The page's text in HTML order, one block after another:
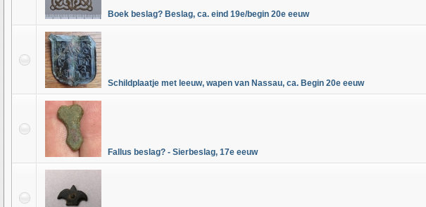
Boek beslag? Beslag, ca. eind 19e/begin 20e eeuw
Schildplaatje met leeuw, wapen van Nassau, ca. Begin 20e eeuw
Fallus beslag? - Sierbeslag, 17e eeuw